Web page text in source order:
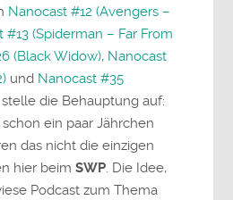
Nanocast #12 (Avengers –
#13 (Spiderman – Far From
(Black Widow), Nanocast
und Nanocast #35
stelle die Behauptung auf:
ein paar Jährchen
das nicht die einzigen
hier beimSWP . Die Idee,
Podcast zum Thema